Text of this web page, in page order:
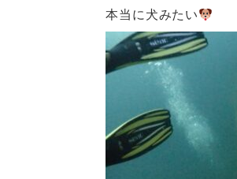
本当に犬みたい